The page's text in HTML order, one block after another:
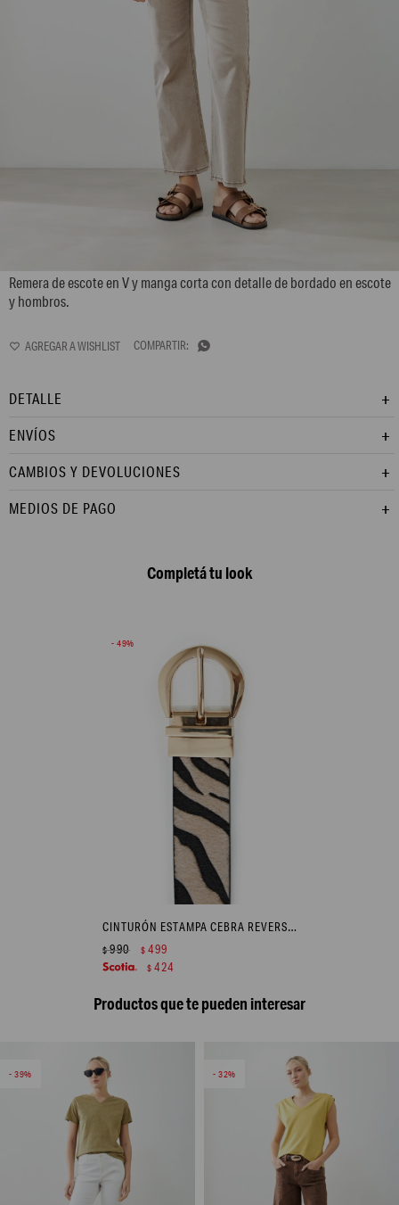
Remera de escote en V y manga corta con detalle de bordado en escote
y hombros.

DETALLE
ENVÍOS
CAMBIOS Y DEVOLUCIONES
MEDIOS DE PAGO
Completá tu look
49
CINTURÓN ESTAMPA CEBRA REVERSIBLE - ANIMAL PRINT
$990 $ 499
$ 424
Productos que te pueden interesar
39 32